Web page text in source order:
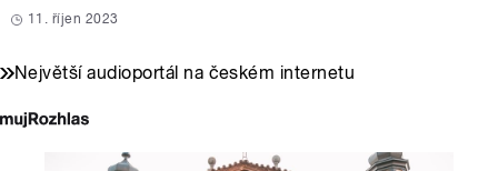
11. říjen 2023
Největší audioportál na českém internetu